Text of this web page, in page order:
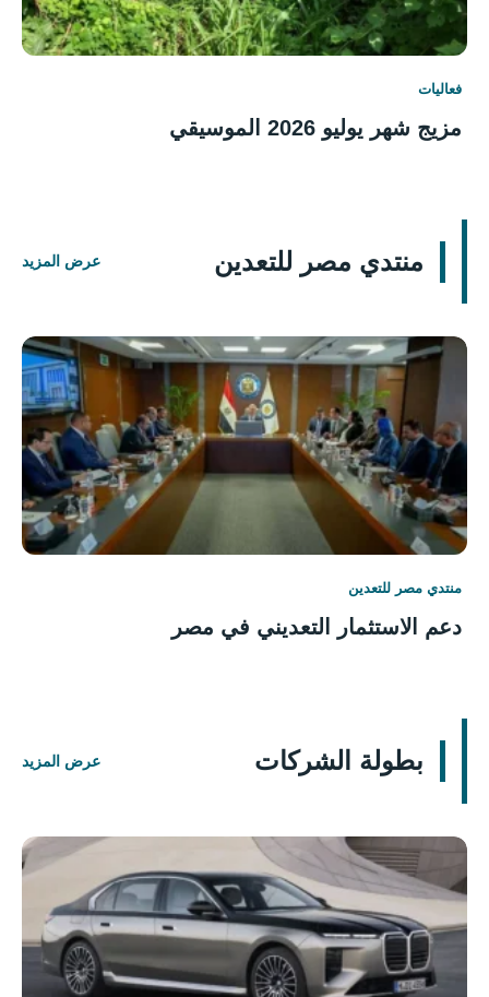
فعاليات
مزيج شهر يوليو 2026 الموسيقي
منتدي مصر للتعدين عرض المزيد
منتدي مصر للتعدين
دعم الاستثمار التعديني في مصر
بطولة الشركات عرض المزيد